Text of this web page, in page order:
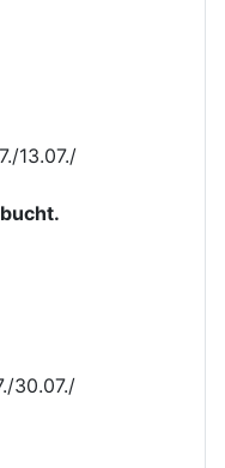
13.07./
30.07./